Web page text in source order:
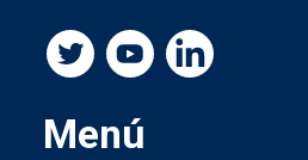
Menú